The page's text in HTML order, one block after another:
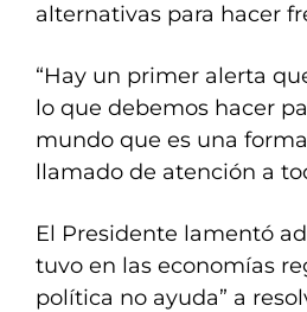
alternativas para hacer
“Hay un primer alerta
lo que debemos hacer
mundo que es una
llamado de atención a
El Presidente lamentó
tuvo en las economías
política no ayuda” a